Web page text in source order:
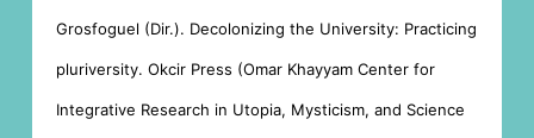
Grosfoguel (Dir.). Decolonizing the University: Practicing
pluriversity. Okcir Press (Omar Khayyam Center for
Integrative Research in Utopia, Mysticism, and Science